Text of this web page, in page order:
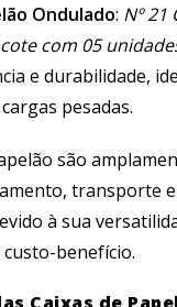
Ondulado: Nº 21
com 05
e durabilidade,
pesadas.
são
transporte
à sua
benefício.